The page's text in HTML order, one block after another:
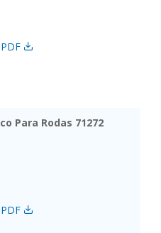
Para Rodas 71272